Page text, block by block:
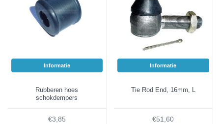
Informatie
Rubberen hoes
schokdempers
€3,85
Informatie
Tie Rod End, 16mm, L
€51,60